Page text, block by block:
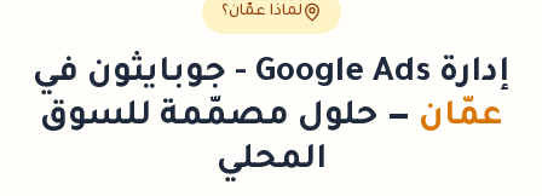
لماذا عمّان؟
إدارة Google Ads - جوبايثون
في
عمّان — حلول مصمّمة للسوق
المحلي